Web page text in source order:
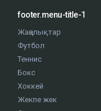
footer.menu-title-1
Жаңалықтар
Футбол
Теннис
Бокс
Хоккей
Жекпе жек